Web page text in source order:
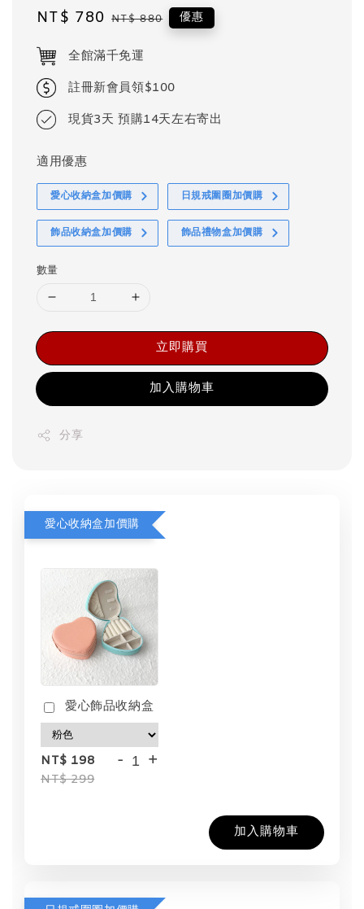
Sale
NT$ 780 Regular
NT$ 880 優惠
全館滿千免運
註冊新會員領$100
現貨3天 預購14天左右寄出
適用優惠
愛心收納盒加價購 日規戒圍圈加價購
飾品收納盒加價購 飾品禮物盒加價購
數量
立即購買
加入購物車
分享
愛心收納盒加價購
愛心飾品收納盒
NT$ 198
NT$ 299
- +
加入購物車